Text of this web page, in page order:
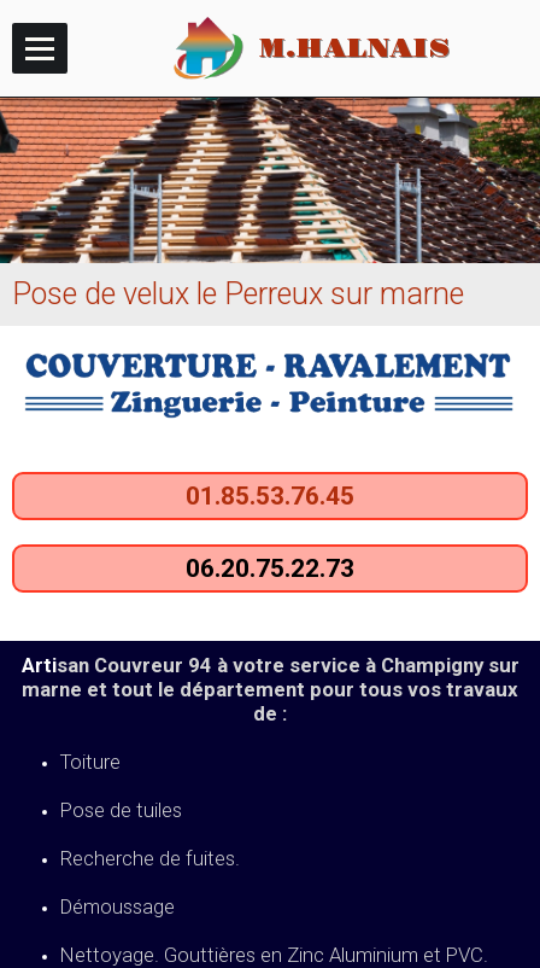
M.HALNAIS
Accueil
Album
Contact
Couverture
Zinguerie
Ramonage
Pose de velux le Perreux sur marne
01.85.53.76.45
06.20.75.22.73
Artisan Couvreur 94 à votre service à Champigny sur
marne et tout le département pour tous vos travaux
de :
Toiture
Pose de tuiles
Recherche de fuites.
Démoussage
Nettoyage. Gouttières en Zinc Aluminium et PVC.